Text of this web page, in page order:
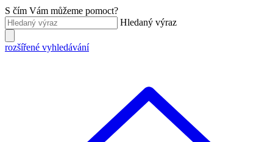
S čím Vám můžeme pomoct?
Hledaný výraz
rozšířené vyhledávání